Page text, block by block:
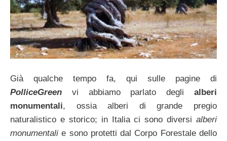
Già qualche tempo fa, qui sulle pagine di
PolliceGreen vi abbiamo parlato degli alberi
monumentali, ossia alberi di grande pregio
naturalistico e storico; in Italia ci sono diversi alberi
monumentalie sono protetti dal Corpo Forestale dello